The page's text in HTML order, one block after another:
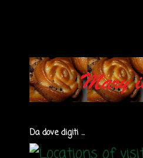
Da dove digiti ...